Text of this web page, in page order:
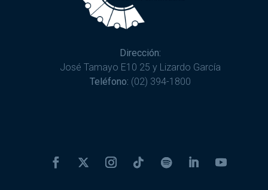
Dirección:
José Tamayo E10 25 y Lizardo García
Teléfono: (02) 394-1800